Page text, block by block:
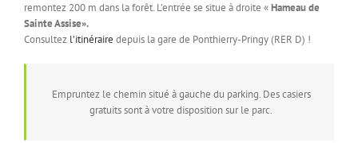
remontez 200 m dans la forêt. L’entrée se situe à droite «Hameau de
Sainte Assise».
Consultez l’itinéraire depuis la gare de Ponthierry-Pringy (RER D) !
Empruntez le chemin situé à gauche du parking. Des casiers
gratuits sont à votre disposition sur le parc.